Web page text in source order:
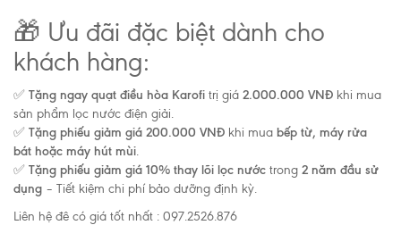
🎁 Ưu đãi đặc biệt dành cho
khách hàng:
✅ Tặng ngay quạt điều hòa Karofi trị giá 2.000.000 VNĐ khi mua
sản phẩm lọc nước điện giải.
✅ Tặng phiếu giảm giá 200.000 VNĐ khi mua bếp từ, máy rửa
bát hoặc máy hút mùi.
✅ Tặng phiếu giảm giá 10% thay lõi lọc nước trong 2 năm đầu sử
dụng – Tiết kiệm chi phí bảo dưỡng định kỳ.
Liên hệ đê có giá tốt nhất : 097.2526.876